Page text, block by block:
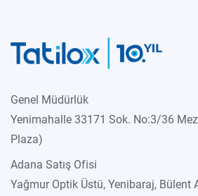
Genel Müdürlük
Yenimahalle 33171 Sok. No:3/36
Plaza)
Adana Satış Ofisi
Yağmur Optik Üstü, Yenibaraj, Bülent